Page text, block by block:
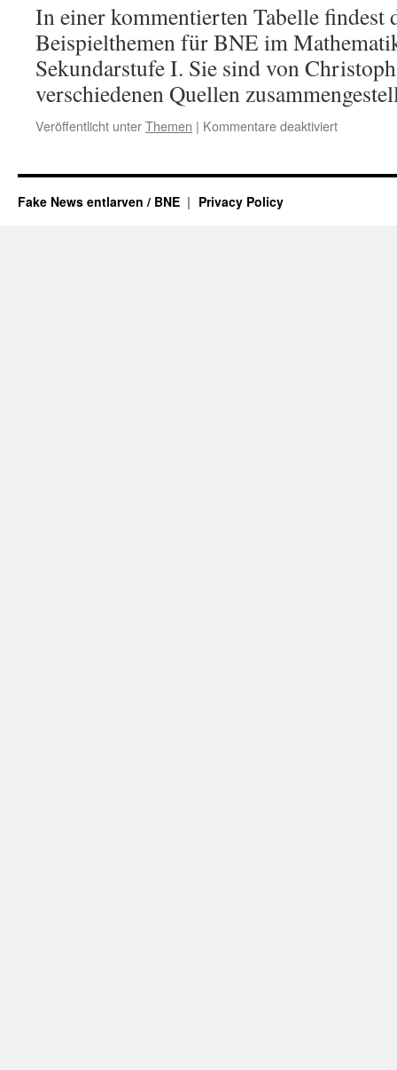
In einer kommentierten Tabelle findest
Beispielthemen für BNE im
Sekundarstufe I. Sie sind von
verschiedenen Quellen
Veröffentlicht unterThemen | Kommentare deaktiviertfür
Fake News entlarven / BNE Privacy Policy